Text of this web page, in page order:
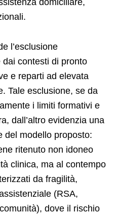
l’esclusione
dai contesti di pronto
e reparti ad elevata
Tale esclusione, se da
i limiti formativi e
dall’altro evidenzia una
del modello proposto:
ritenuto non idoneo
clinica, ma al contempo
da fragilità,
(RSA,
dove il rischio